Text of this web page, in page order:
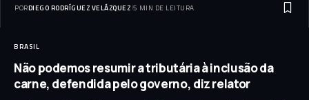
PORDIEGO RODRÍGUEZ VELÁZQUEZ 5 MIN DE LEITURA
BRASIL
Não podemos resumir a tributária à inclusão da
carne, defendida pelo governo, diz relator